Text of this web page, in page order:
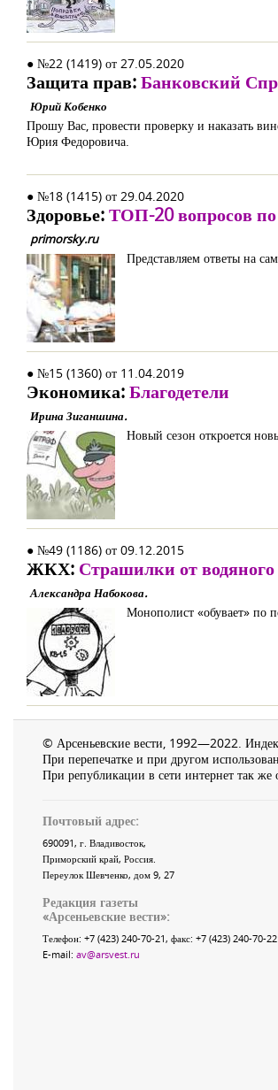
● №22 (1419) от 27.05.2020
Защита прав:Банковский
Юрий Кобенко
Прошу Вас, провести проверку и наказать
Юрия Федоровича.
● №18 (1415) от 29.04.2020
Здоровье:ТОП-20 вопросов по
primorsky.ru
Представляем ответы на
● №15 (1360) от 11.04.2019
Экономика:Благодетели
Ирина Зиганшина.
Новый сезон откроется
● №49 (1186) от 09.12.2015
ЖКХ: Страшилки от водяного
Александра Набокова.
Монополист «обувает» по
© Арсеньевские вести, 1992—2022.
При перепечатке и при другом
При републикации в сети интернет так же
Почтовый адрес:
690091, г. Владивосток,
Приморский край, Россия.
Переулок Шевченко, дом 9, 27
Редакция газеты
«Арсеньевские вести»:
Телефон: +7 (423) 240-70-21, факс: +7 (423) 240-70-22
E-mail: av@arsvest.ru